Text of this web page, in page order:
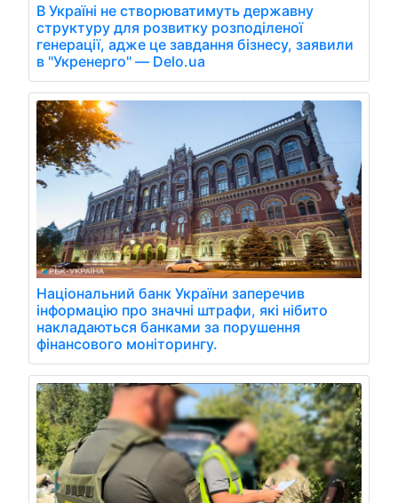
В Україні не створюватимуть державну
структуру для розвитку розподіленої
генерації, адже це завдання бізнесу, заявили
в "Укренерго" — Delo.ua
Національний банк України заперечив
інформацію про значні штрафи, які нібито
накладаються банками за порушення
фінансового моніторингу.